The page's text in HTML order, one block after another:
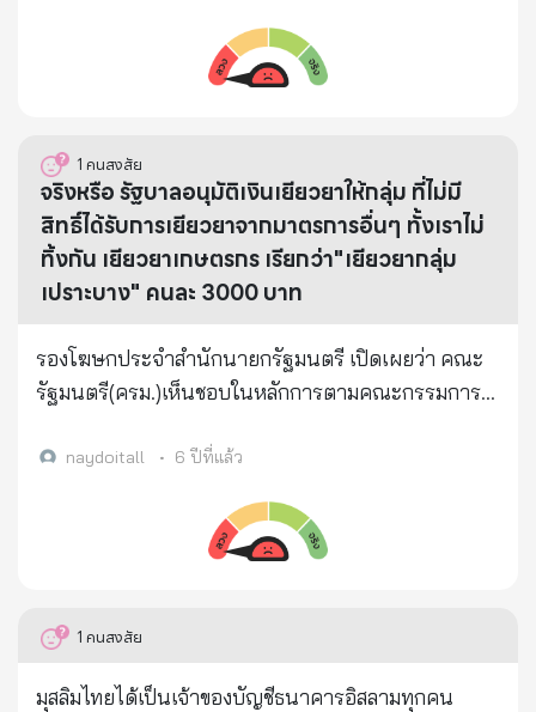
1 คนสงสัย
จริงหรือ รัฐบาลอนุมัติเงินเยียวยาให้กลุ่ม ที่ไม่มี
สิทธิ์ได้รับการเยียวยาจากมาตรการอื่นๆ ทั้งเราไม่
ทิ้งกัน เยียวยาเกษตรกร เรียกว่า"เยียวยากลุ่ม
เปราะบาง" คนละ 3000 บาท
รองโฆษกประจำสำนักนายกรัฐมนตรี เปิดเผยว่า คณะ
รัฐมนตรี(ครม.)เห็นชอบในหลักการตามคณะกรรมการ
มั่นคงของมนุษย์(พม.)เสนอ ให้จ่ายเงิน "เยียวยากลุ่ม
แรกเกิดถึง 6 ปีที่มีฐานะยากจน จำนวน 1.4 ล้านคน 2 ผู้
สูงอายุ จำนวน 9.66 ล้านคน และ 3.ผู้พิการ จำนวน 2
naydoitall • 6 ปีที่แล้ว
1 คนสงสัย
มุสลิมไทยได้เป็นเจ้าของบัญชีธนาคารอิสลามทุกคน